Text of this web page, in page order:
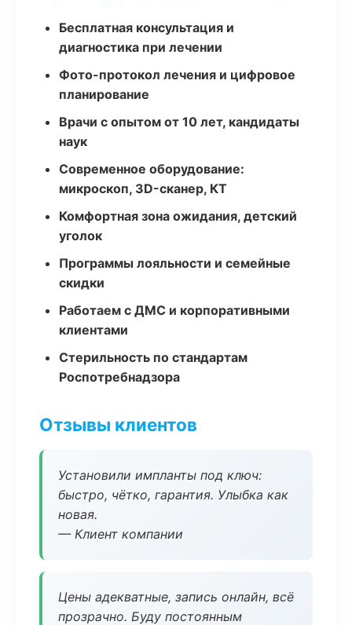
Бесплатная консультация и
диагностика при лечении
Фото-протокол лечения и цифровое
планирование
Врачи с опытом от 10 лет, кандидаты
наук
Современное оборудование:
микроскоп, 3D-сканер, КТ
Комфортная зона ожидания, детский
уголок
Программы лояльности и семейные
скидки
Работаем с ДМС и корпоративными
клиентами
Стерильность по стандартам
Роспотребнадзора
Отзывы клиентов
Установили импланты под ключ:
быстро, чётко, гарантия. Улыбка как
новая.
— Клиент компании
Цены адекватные, запись онлайн, всё
прозрачно. Буду постоянным